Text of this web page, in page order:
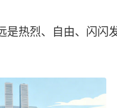
是热烈、自由、闪闪